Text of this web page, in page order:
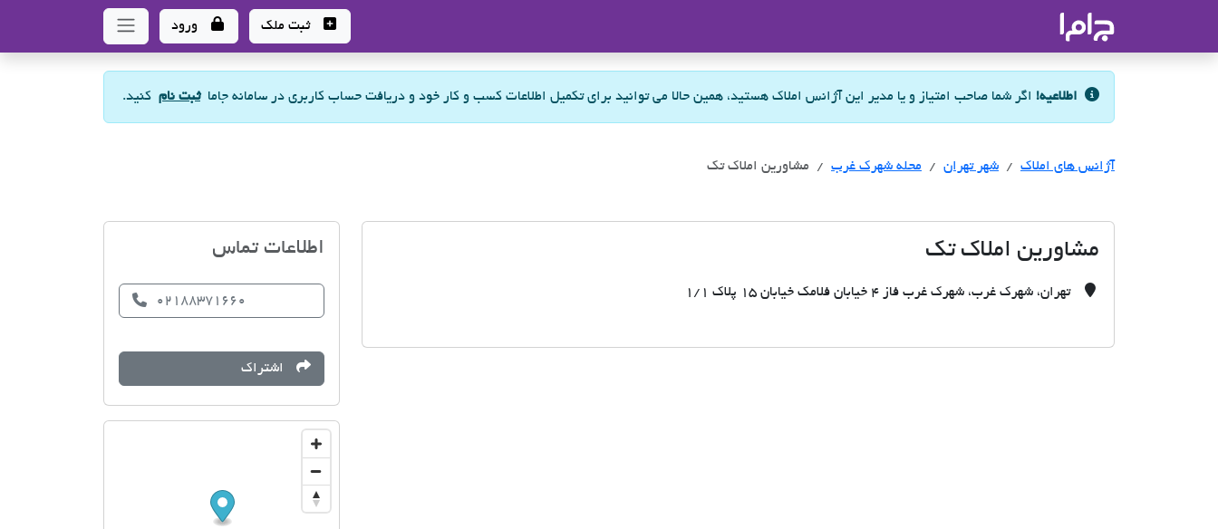
ثبت ملک ورود
اطلاعیه! اگر شما صاحب امتیاز و یا مدیر این آژانس املاک هستید، همین حالا می توانید برای تکمیل اطلاعات کسب و کار خود و دریافت حساب کاربری در سامانه جاماثبت نام کنید.
آژانس های املاک آژانس های املاک
شهر تهران آژانس های املاک
محله شهرک غرب مشاورین املاک تک
مشاورین املاک تک
تهران، شهرک غرب، شهرک غرب فاز ۴ خیابان فلامک خیابان ۱۵ پلاک ۱/۱
اطلاعات تماس
02188371660
اشتراک